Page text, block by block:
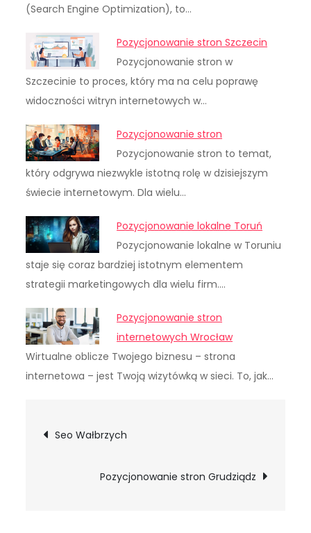
(Search Engine Optimization), to…
Pozycjonowanie stron Szczecin
Pozycjonowanie stron w
Szczecinie to proces, który ma na celu poprawę
widoczności witryn internetowych w…
Pozycjonowanie stron
Pozycjonowanie stron to temat,
który odgrywa niezwykle istotną rolę w dzisiejszym
świecie internetowym. Dla wielu…
Pozycjonowanie lokalne Toruń
Pozycjonowanie lokalne w Toruniu
staje się coraz bardziej istotnym elementem
strategii marketingowych dla wielu firm.…
Pozycjonowanie stron
internetowych Wrocław
Wirtualne oblicze Twojego biznesu – strona
internetowa – jest Twoją wizytówką w sieci. To, jak…
Nawigacja
wpisu
Seo Wałbrzych
Pozycjonowanie stron Grudziądz